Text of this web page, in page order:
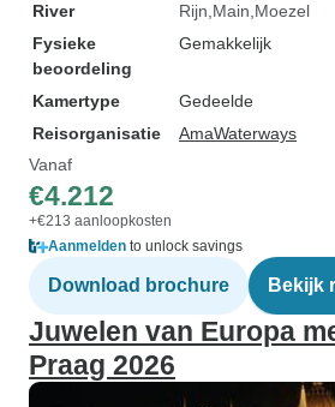
River
Rijn Main Moezel
Fysieke
beoordeling
Gemakkelijk
Kamertype
Gedeelde
Reisorganisatie
AmaWaterways
Vanaf
€4.212
+€213 aanloopkosten
Aanmelden to unlock savings
Download brochure Bekijk
Juwelen van Europa
Praag 2026